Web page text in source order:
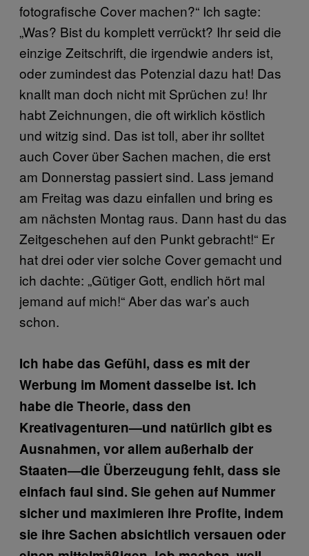
fotografische Cover machen?“ Ich sagte:
„Was? Bist du komplett verrückt? Ihr seid die
einzige Zeitschrift, die irgendwie anders ist,
oder zumindest das Potenzial dazu hat! Das
knallt man doch nicht mit Sprüchen zu! Ihr
habt Zeichnungen, die oft wirklich köstlich
und witzig sind. Das ist toll, aber ihr solltet
auch Cover über Sachen machen, die erst
am Donnerstag passiert sind. Lass jemand
am Freitag was dazu einfallen und bring es
am nächsten Montag raus. Dann hast du das
Zeitgeschehen auf den Punkt gebracht!“ Er
hat drei oder vier solche Cover gemacht und
ich dachte: „Gütiger Gott, endlich hört mal
jemand auf mich!“ Aber das war’s auch
schon.
Ich habe das Gefühl, dass es mit der
Werbung im Moment dasselbe ist. Ich
habe die Theorie, dass den
Kreativagenturen—und natürlich gibt es
Ausnahmen, vor allem außerhalb der
Staaten—die Überzeugung fehlt, dass sie
einfach faul sind. Sie gehen auf Nummer
sicher und maximieren ihre Profite, indem
sie ihre Sachen absichtlich versauen oder